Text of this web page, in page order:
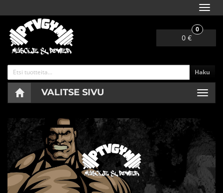
0 €
0
Haku
VALITSE SIVU